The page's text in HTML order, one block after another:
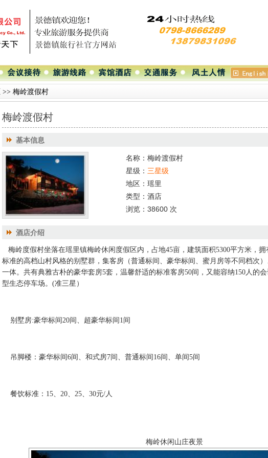
>> 梅岭渡假村
梅岭渡假村
基本信息
名称：梅岭渡假村
星级： 三星级
地区：瑶里
类型：酒店
浏览：38600 次
酒店介绍
梅岭度假村坐落在瑶里镇梅岭休闲度假区内，占地45亩，建筑面积5300平方米，
标准的高档山村风格的别墅群，集客房（普通标间、豪华标间、蜜月房等不同档次
一体。共有典雅古朴的豪华套房5套，温馨舒适的标准客房50间，又能容纳150人的
型生态停车场。(准三星）
别墅房:豪华标间20间、超豪华标间1间
吊脚楼：豪华标间6间、和式房7间、普通标间16间、单间5间
餐饮标准：15、20、25、30元/人
梅岭休闲山庄夜景